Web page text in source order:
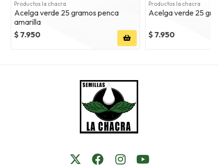
Productos la chacra
Acelga verde 25 gramos penca
amarilla
$ 7.950
Productos la chacra
Acelga verde 25
$ 7.950